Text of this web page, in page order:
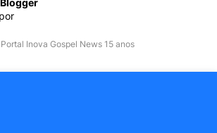
Inova Gospel News 15 anos